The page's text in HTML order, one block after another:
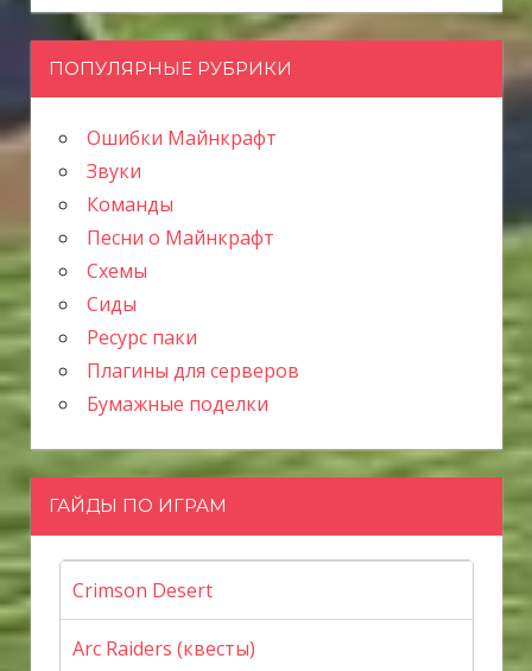
ПОПУЛЯРНЫЕ РУБРИКИ
Ошибки Майнкрафт
Звуки
Команды
Песни о Майнкрафт
Схемы
Сиды
Ресурс паки
Плагины для серверов
Бумажные поделки
ГАЙДЫ ПО ИГРАМ
Crimson Desert
Arc Raiders (квесты)